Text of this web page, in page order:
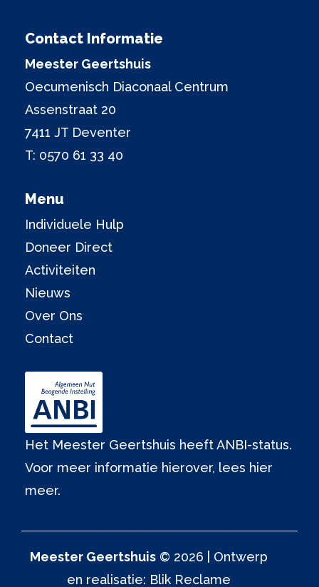
Contact Informatie
Meester Geertshuis
Oecumenisch Diaconaal Centrum
Assenstraat 20
7411 JT Deventer
T: 0570 61 33 40
Menu
Individuele Hulp
Doneer Direct
Activiteiten
Nieuws
Over Ons
Contact
Het Meester Geertshuis heeft ANBI-status.
Voor meer informatie hierover, lees hier
meer.
Meester Geertshuis © 2026 | Ontwerp
en realisatie: Blik Reclame